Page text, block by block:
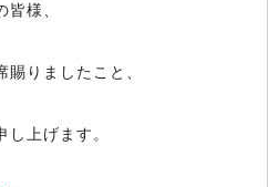
様、
りましたこと、
上げます。